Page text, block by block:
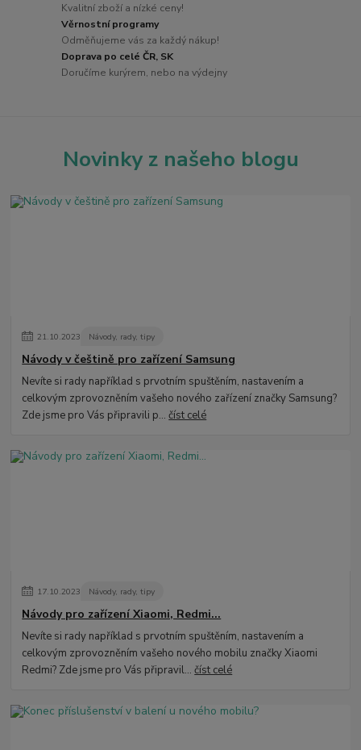
Kvalitní zboží a nízké ceny!
Věrnostní programy
Odměňujeme vás za každý nákup!
Doprava po celé ČR, SK
Doručíme kurýrem, nebo na výdejny
Novinky z našeho blogu
21.10.2023 Návody, rady, tipy
Návody v češtině pro zařízení Samsung
Nevíte si rady například s prvotním spuštěním, nastavením a
celkovým zprovozněním vašeho nového zařízení značky Samsung?
Zde jsme pro Vás připravili p...číst celé
17.10.2023 Návody, rady, tipy
Návody pro zařízení Xiaomi, Redmi...
Nevíte si rady například s prvotním spuštěním, nastavením a
celkovým zprovozněním vašeho nového mobilu značky Xiaomi
Redmi? Zde jsme pro Vás připravil...číst celé